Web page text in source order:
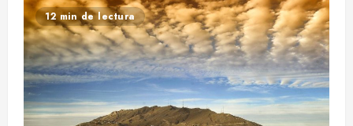
12 min de lectura